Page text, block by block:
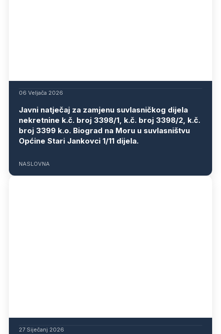
06 Veljača 2026
Javni natječaj za zamjenu suvlasničkog dijela
nekretnine k.č. broj 3398/1, k.č. broj 3398/2, k.č.
broj 3399 k.o. Biograd na Moru u suvlasništvu
Općine Stari Jankovci 1/11 dijela.
NASLOVNA
27 Siječanj 2026